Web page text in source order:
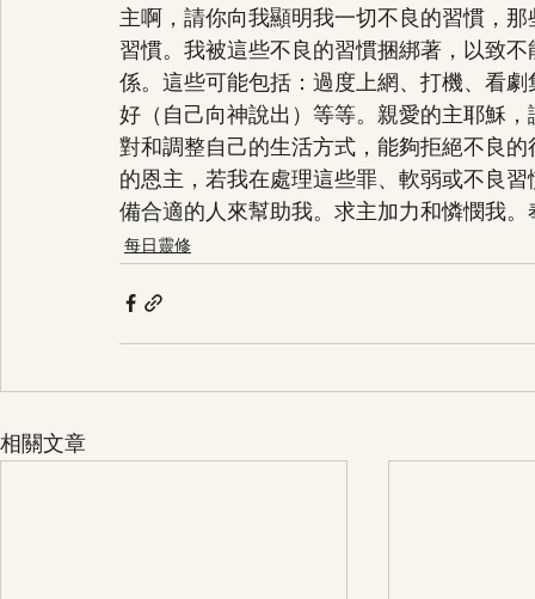
主啊，請你向我顯明我一切不良的習慣，
習慣。我被這些不良的習慣捆綁著，以致
係。這些可能包括：過度上網、打機、看
好（自己向神說出）等等。親愛的主耶穌
對和調整自己的生活方式，能夠拒絕不良
的恩主，若我在處理這些罪、軟弱或不良
備合適的人來幫助我。求主加力和憐憫我
每日靈修
相關文章